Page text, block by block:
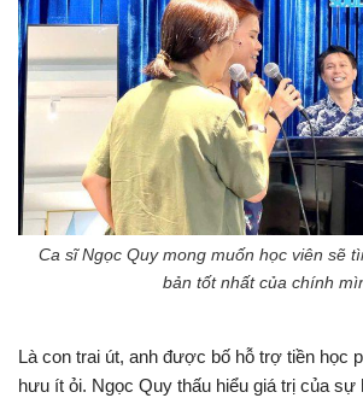
Ca sĩ Ngọc Quy mong muốn học viên sẽ
bản tốt nhất của chính
Là con trai út, anh được bố hỗ trợ tiền học
hưu ít ỏi. Ngọc Quy thấu hiểu giá trị của sự